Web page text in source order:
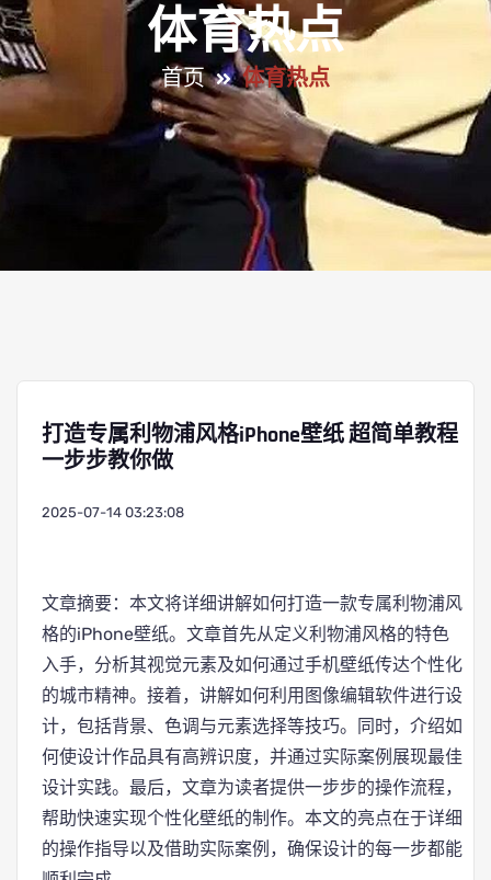
体育热点
首页 体育热点
打造专属利物浦风格iPhone壁纸 超简单教程
一步步教你做
2025-07-14 03:23:08
文章摘要：本文将详细讲解如何打造一款专属利物浦风
格的iPhone壁纸。文章首先从定义利物浦风格的特色
入手，分析其视觉元素及如何通过手机壁纸传达个性化
的城市精神。接着，讲解如何利用图像编辑软件进行设
计，包括背景、色调与元素选择等技巧。同时，介绍如
何使设计作品具有高辨识度，并通过实际案例展现最佳
设计实践。最后，文章为读者提供一步步的操作流程，
帮助快速实现个性化壁纸的制作。本文的亮点在于详细
的操作指导以及借助实际案例，确保设计的每一步都能